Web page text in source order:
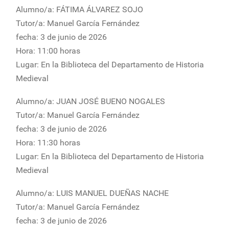
Alumno/a: FÁTIMA ÁLVAREZ SOJO
Tutor/a: Manuel García Fernández
fecha: 3 de junio de 2026
Hora: 11:00 horas
Lugar: En la Biblioteca del Departamento de Historia
Medieval
Alumno/a: JUAN JOSÉ BUENO NOGALES
Tutor/a: Manuel García Fernández
fecha: 3 de junio de 2026
Hora: 11:30 horas
Lugar: En la Biblioteca del Departamento de Historia
Medieval
Alumno/a: LUIS MANUEL DUEÑAS NACHE
Tutor/a: Manuel García Fernández
fecha: 3 de junio de 2026